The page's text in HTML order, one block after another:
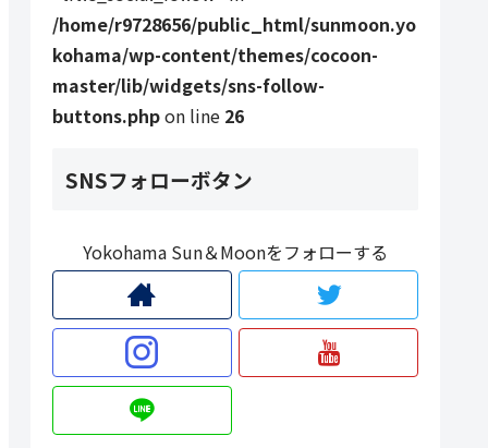
/home/r9728656/public_html/sunmoon.yo
kohama/wp-content/themes/cocoon-
master/lib/widgets/sns-follow-
buttons.phpon line 26
SNSフォローボタン
Yokohama Sun＆Moonをフォローする